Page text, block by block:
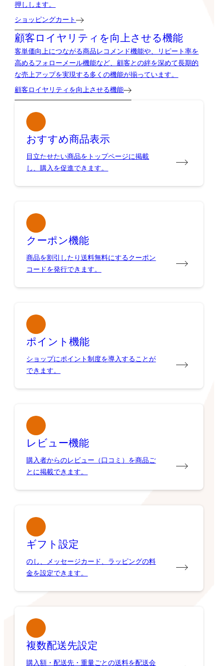
押しします。
ショッピングカート
顧客ロイヤリティを向上させる機能
客単価向上につながる商品レコメンド機能や、リピート率を
高めるフォローメール機能など、顧客との絆を深めて長期的
な売上アップを実現する多くの機能が揃っています。
顧客ロイヤリティを向上させる機能
おすすめ商品表示
目立たせたい商品をトップページに掲載
し、購入を促進できます。
クーポン機能
商品を割引したり送料無料にするクーポン
コードを発行できます。
ポイント機能
ショップにポイント制度を導入することが
できます。
レビュー機能
購入者からのレビュー（口コミ）を商品ご
とに掲載できます。
ギフト設定
のし、メッセージカード、ラッピングの料
金を設定できます。
複数配送先設定
購入額・配送先・重量ごとの送料を配送会